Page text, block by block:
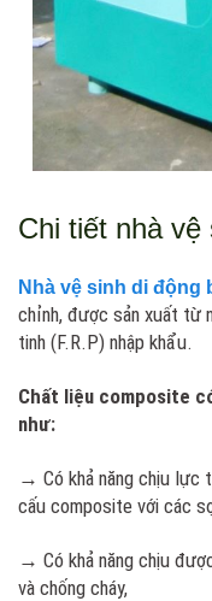
Chi tiết nhà
Nhà vệ sinh di động
chỉnh, được sản xuất từ
tinh (F.R.P) nhập khẩu.
Chất liệu composite
như:
→ Có khả năng chịu lực
cấu composite với các
→ Có khả năng chịu
và chống cháy,